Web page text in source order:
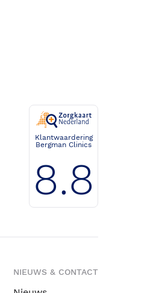
Klantwaardering
Bergman Clinics
8.8
NIEUWS & CONTACT